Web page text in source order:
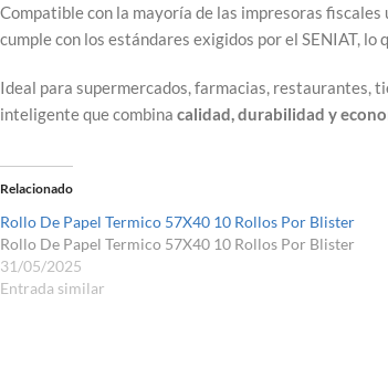
Compatible con la mayoría de las impresoras
cumple con los estándares exigidos por el SENIAT,
Ideal para supermercados, farmacias, restaurantes,
inteligente que combina calidad, durabilidad y
Relacionado
Rollo De Papel Termico 57X40 10 Rollos Por Blister
Rollo De Papel Termico 57X40 10 Rollos Por Blister
31/05/2025
Entrada similar